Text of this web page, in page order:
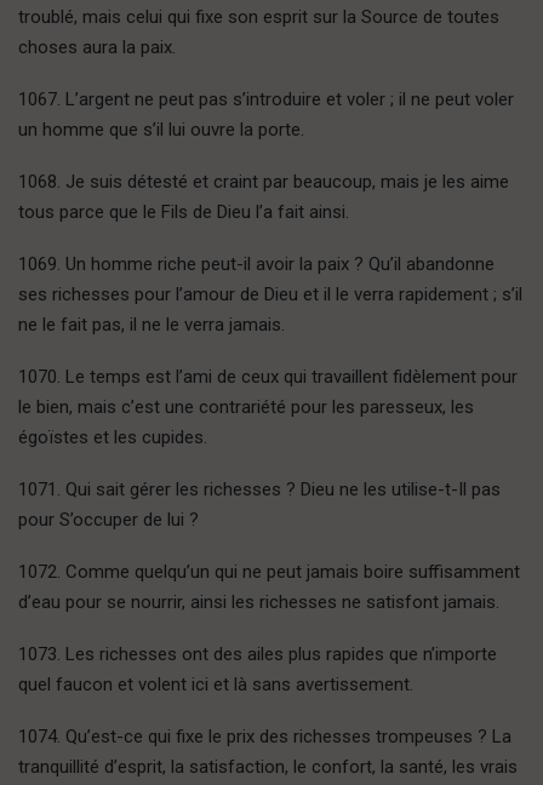
troublé, mais celui qui fixe son esprit sur la Source de toutes
choses aura la paix.
1067. L’argent ne peut pas s’introduire et voler ; il ne peut voler
un homme que s’il lui ouvre la porte.
1068. Je suis détesté et craint par beaucoup, mais je les aime
tous parce que le Fils de Dieu l’a fait ainsi.
1069. Un homme riche peut-il avoir la paix ? Qu’il abandonne
ses richesses pour l’amour de Dieu et il le verra rapidement ; s’il
ne le fait pas, il ne le verra jamais.
1070. Le temps est l’ami de ceux qui travaillent fidèlement pour
le bien, mais c’est une contrariété pour les paresseux, les
égoïstes et les cupides.
1071. Qui sait gérer les richesses ? Dieu ne les utilise-t-Il pas
pour S’occuper de lui ?
1072. Comme quelqu’un qui ne peut jamais boire suffisamment
d’eau pour se nourrir, ainsi les richesses ne satisfont jamais.
1073. Les richesses ont des ailes plus rapides que n’importe
quel faucon et volent ici et là sans avertissement.
1074. Qu’est-ce qui fixe le prix des richesses trompeuses ? La
tranquillité d’esprit, la satisfaction, le confort, la santé, les vrais